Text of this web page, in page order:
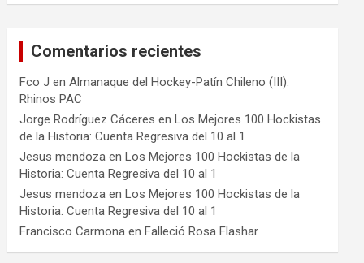
Comentarios recientes
Fco J enAlmanaque del Hockey-Patín Chileno (III):
Rhinos PAC
Jorge Rodríguez Cáceres enLos Mejores 100 Hockistas
de la Historia: Cuenta Regresiva del 10 al 1
Jesus mendoza enLos Mejores 100 Hockistas de la
Historia: Cuenta Regresiva del 10 al 1
Jesus mendoza enLos Mejores 100 Hockistas de la
Historia: Cuenta Regresiva del 10 al 1
Francisco Carmona enFalleció Rosa Flashar